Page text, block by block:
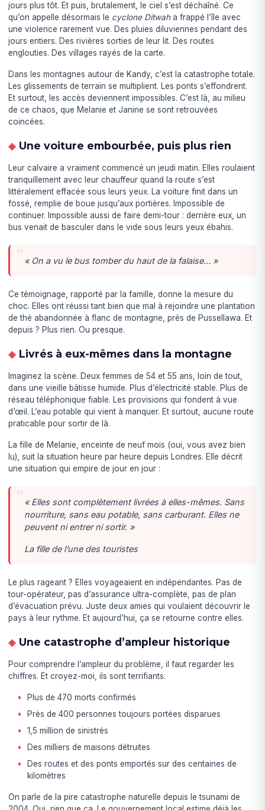
jours plus tôt. Et puis, brutalement, le ciel s’est déchaîné. Ce
qu’on appelle désormais le cyclone Ditwaha frappé l’île avec
une violence rarement vue. Des pluies diluviennes pendant des
jours entiers. Des rivières sorties de leur lit. Des routes
englouties. Des villages rayés de la carte.
Dans les montagnes autour de Kandy, c’est la catastrophe totale.
Les glissements de terrain se multiplient. Les ponts s’effondrent.
Et surtout, les accès deviennent impossibles. C’est là, au milieu
de ce chaos, que Melanie et Janine se sont retrouvées
coincées.
Une voiture embourbée, puis plus rien
Leur calvaire a vraiment commencé un jeudi matin. Elles roulaient
tranquillement avec leur chauffeur quand la route s’est
littéralement effacée sous leurs yeux. La voiture finit dans un
fossé, remplie de boue jusqu’aux portières. Impossible de
continuer. Impossible aussi de faire demi-tour : derrière eux, un
bus venait de basculer dans le vide sous leurs yeux ébahis.
« On a vu le bus tomber du haut de la falaise… »
Ce témoignage, rapporté par la famille, donne la mesure du
choc. Elles ont réussi tant bien que mal à rejoindre une plantation
de thé abandonnée à flanc de montagne, près de Pussellawa. Et
depuis ? Plus rien. Ou presque.
Livrés à eux-mêmes dans la montagne
Imaginez la scène. Deux femmes de 54 et 55 ans, loin de tout,
dans une vieille bâtisse humide. Plus d’électricité stable. Plus de
réseau téléphonique fiable. Les provisions qui fondent à vue
d’œil. L’eau potable qui vient à manquer. Et surtout, aucune route
praticable pour sortir de là.
La fille de Melanie, enceinte de neuf mois (oui, vous avez bien
lu), suit la situation heure par heure depuis Londres. Elle décrit
une situation qui empire de jour en jour :
« Elles sont complètement livrées à elles-mêmes. Sans
nourriture, sans eau potable, sans carburant. Elles ne
peuvent ni entrer ni sortir. »
La fille de l’une des touristes
Le plus rageant ? Elles voyageaient en indépendantes. Pas de
tour-opérateur, pas d’assurance ultra-complète, pas de plan
d’évacuation prévu. Juste deux amies qui voulaient découvrir le
pays à leur rythme. Et aujourd’hui, ça se retourne contre elles.
Une catastrophe d’ampleur historique
Pour comprendre l’ampleur du problème, il faut regarder les
chiffres. Et croyez-moi, ils sont terrifiants.
Plus de 470 morts confirmés
Près de 400 personnes toujours portées disparues
1,5 million de sinistrés
Des milliers de maisons détruites
Des routes et des ponts emportés sur des centaines de
kilomètres
On parle de la pire catastrophe naturelle depuis le tsunami de